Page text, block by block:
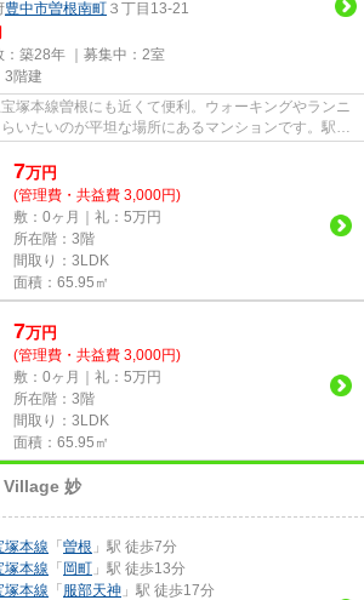
豊中市曽根南町 ３丁目13-21
：築28年 ｜募集中： 2室
3階建
塚本線曽根にも近くて便利。ウォーキングやランニ
いたいのが平坦な場所にあるマンションです。駅か
7万円
(管理費・共益費 3,000円)
敷：0ヶ月｜礼：5万円
所在階：3階
間取り：3LDK
面積：65.95㎡
7万円
(管理費・共益費 3,000円)
敷：0ヶ月｜礼：5万円
所在階：3階
間取り：3LDK
面積：65.95㎡
Village 妙
塚本線 「 曽根 」駅 徒歩7分
塚本線 「 岡町 」駅 徒歩13分
塚本線 「 服部天神 」駅 徒歩17分